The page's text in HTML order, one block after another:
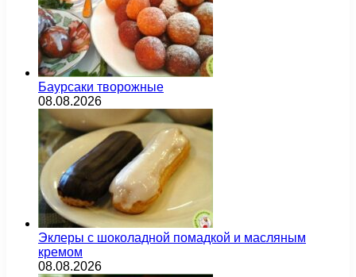
Баурсаки творожные
08.08.2026
Эклеры с шоколадной помадкой и масляным
кремом
08.08.2026